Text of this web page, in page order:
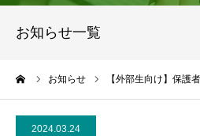
お知らせ一覧
お知らせ 【外部生向け】保護
2024.03.24
お問い合わせ